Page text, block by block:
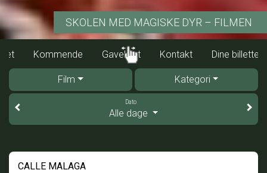
SKOLEN MED MAGISKE DYR – FILMEN
Program/billet Kommende Gavekort Kontakt
Film Kategori
Dato
Alle dage
CALLE MALAGA